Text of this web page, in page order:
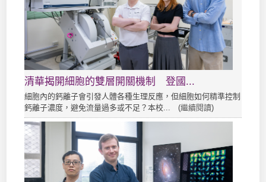
清華揭開細胞的雙層開關機制 登國...
細胞內的鈣離子會引發人體各種生理反應，但細胞如何精準控制
鈣離子濃度，避免流量過多或不足？本校... (繼續閱讀)